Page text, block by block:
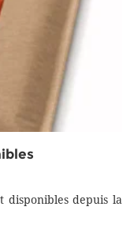
disponibles depuis la